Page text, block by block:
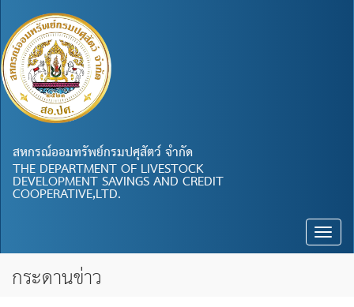
สหกรณ์ออมทรัพย์กรมปศุสัตว์ จำกัด
THE DEPARTMENT OF LIVESTOCK
DEVELOPMENT SAVINGS AND CREDIT
COOPERATIVE,LTD.
Toggle
กระดานข่าว